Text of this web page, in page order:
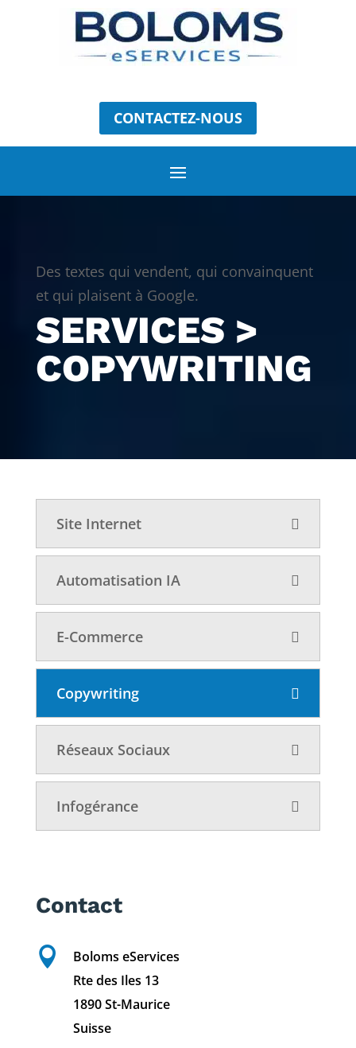
CONTACTEZ-NOUS
Des textes qui vendent, qui convainquent
et qui plaisent à Google.
SERVICES >
COPYWRITING
Site Internet
Automatisation IA
E-Commerce
Copywriting
Réseaux Sociaux
Infogérance
Contact

Boloms eServices
Rte des Iles 13
1890 St-Maurice
Suisse